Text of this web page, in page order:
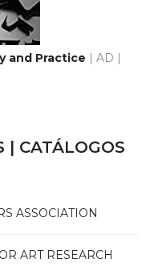
and Practice | AD |
| CATÁLOGOS
ASSOCIATION
ART RESEARCH